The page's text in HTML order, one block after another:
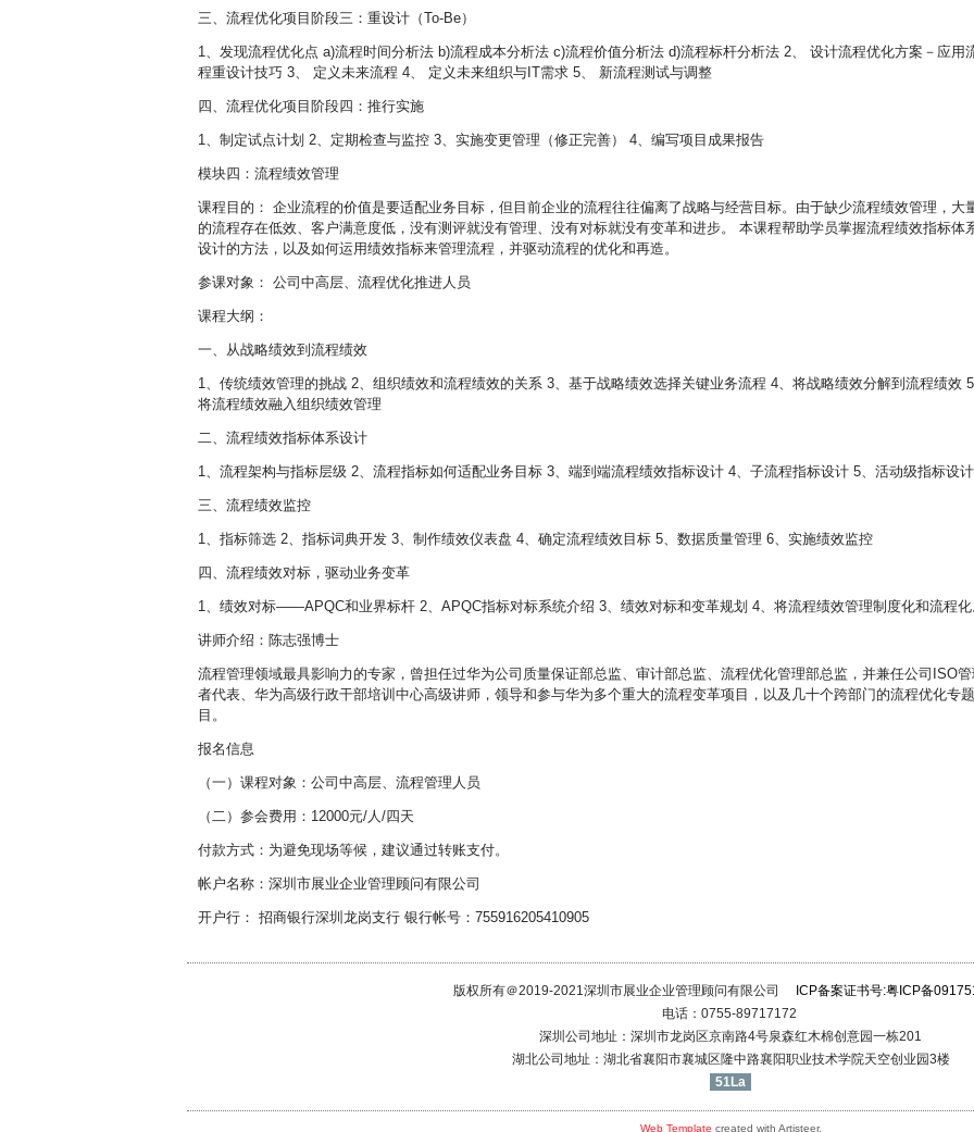
三、流程优化项目阶段三：重设计（To-Be）
1、发现流程优化点 a)流程时间分析法 b)流程成本分析法 c)流程价值分析法 d)流程标杆分析法 2、 设计流程优化方案－应用
程重设计技巧 3、 定义未来流程 4、 定义未来组织与IT需求 5、 新流程测试与调整
四、流程优化项目阶段四：推行实施
1、制定试点计划 2、定期检查与监控 3、实施变更管理（修正完善） 4、编写项目成果报告
模块四：流程绩效管理
课程目的： 企业流程的价值是要适配业务目标，但目前企业的流程往往偏离了战略与经营目标。由于缺少流程绩效管理，大
的流程存在低效、客户满意度低，没有测评就没有管理、没有对标就没有变革和进步。 本课程帮助学员掌握流程绩效指标体
设计的方法，以及如何运用绩效指标来管理流程，并驱动流程的优化和再造。
参课对象： 公司中高层、流程优化推进人员
课程大纲：
一、从战略绩效到流程绩效
1、传统绩效管理的挑战 2、组织绩效和流程绩效的关系 3、基于战略绩效选择关键业务流程 4、将战略绩效分解到流程绩效 5
将流程绩效融入组织绩效管理
二、流程绩效指标体系设计
1、流程架构与指标层级 2、流程指标如何适配业务目标 3、端到端流程绩效指标设计 4、子流程指标设计 5、活动级指标设计
三、流程绩效监控
1、指标筛选 2、指标词典开发 3、制作绩效仪表盘 4、确定流程绩效目标 5、数据质量管理 6、实施绩效监控
四、流程绩效对标，驱动业务变革
1、绩效对标——APQC和业界标杆 2、APQC指标对标系统介绍 3、绩效对标和变革规划 4、将流程绩效管理制度化和流程化
讲师介绍：陈志强博士
流程管理领域最具影响力的专家，曾担任过华为公司质量保证部总监、审计部总监、流程优化管理部总监，并兼任公司ISO管
者代表、华为高级行政干部培训中心高级讲师，领导和参与华为多个重大的流程变革项目，以及几十个跨部门的流程优化专
目。
报名信息
（一）课程对象：公司中高层、流程管理人员
（二）参会费用：12000元/人/四天
付款方式：为避免现场等候，建议通过转账支付。
帐户名称：深圳市展业企业管理顾问有限公司
开户行： 招商银行深圳龙岗支行 银行帐号：755916205410905
版权所有＠2019-2021深圳市展业企业管理顾问有限公司
ICP备案证书号:粤ICP备
电话：0755-89717172
深圳公司地址：深圳市龙岗区京南路4号泉森红木棉创意园一栋201
湖北公司地址：湖北省襄阳市襄城区隆中路襄阳职业技术学院天空创业园3楼
51La
Web Template created with Artisteer.